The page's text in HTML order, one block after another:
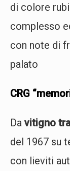
di colore
complesso
con note di
palato
CRG
Davitigno
del 1967 su
con lieviti